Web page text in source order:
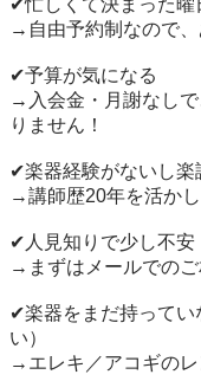
✔忙しくて決まった曜
→自由予約制なので、
✔予算が気になる
→入会金・月謝なし
りません！
✔楽器経験がないし楽
→講師歴20年を活か
✔人見知りで少し不安
→まずはメールでのご
✔楽器をまだ持ってい
い）
→エレキ／アコギのレ